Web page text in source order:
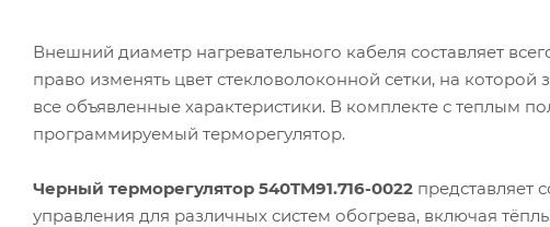
Внешний диаметр нагревательного кабеля составляет
право изменять цвет стекловолоконной сетки, на
все объявленные характеристики. В комплекте с теплым
программируемый терморегулятор.
Черный терморегулятор 540TM91.716-0022 представляет
управления для различных систем обогрева, включая